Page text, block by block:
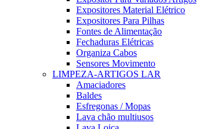
Expositores Material Elétrico
Expositores Para Pilhas
Fontes de Alimentação
Fechaduras Elétricas
Organiza Cabos
Sensores Movimento
LIMPEZA-ARTIGOS LAR
Amaciadores
Baldes
Esfregonas / Mopas
Lava chão multiusos